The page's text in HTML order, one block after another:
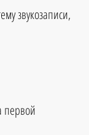
звукозаписи,
первой